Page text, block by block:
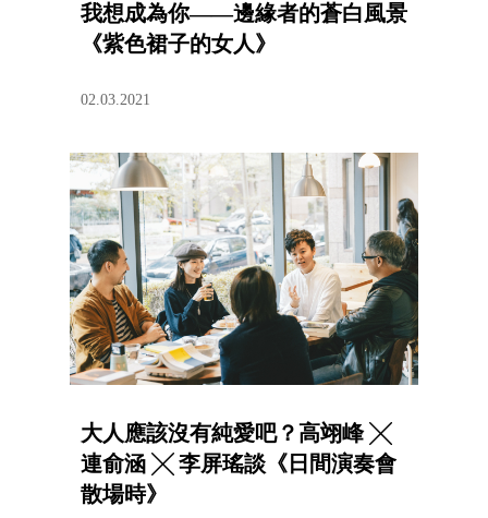
我想成為你——邊緣者的蒼白風景
《紫色裙子的女人》
02.03.2021
大人應該沒有純愛吧？高翊峰 ╳
連俞涵 ╳ 李屏瑤談《日間演奏會
散場時》